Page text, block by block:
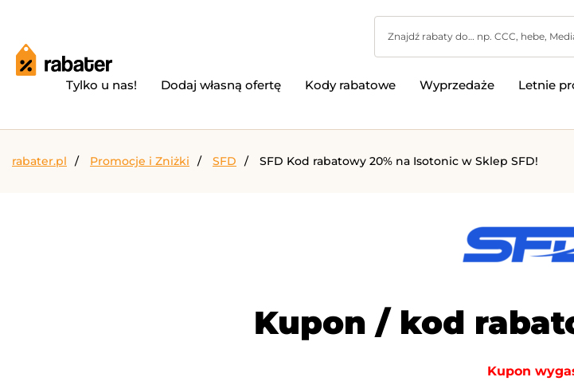
Tylko u nas! Dodaj własną ofertę Kody rabatowe Wyprzedaże Letnie
rabater.pl Promocje i Zniżki SFD SFD Kod rabatowy 20% na Isotonic w Sklep SFD!
Kupon / kod
Kupon